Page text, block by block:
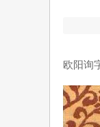
欧阳询